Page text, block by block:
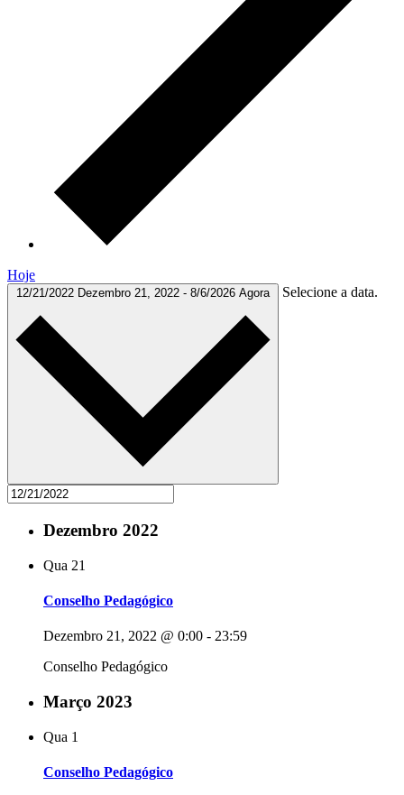
Hoje
12/21/2022 Dezembro 21, 2022 - 8/6/2026 Agora Selecione a data.
Dezembro 2022
Qua 21
Conselho Pedagógico
Dezembro 21, 2022 @ 0:00 - 23:59
Conselho Pedagógico
Março 2023
Qua 1
Conselho Pedagógico